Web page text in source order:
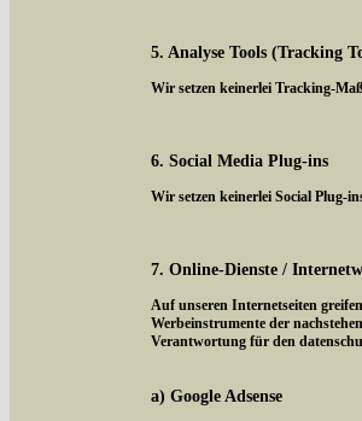
5. Analyse Tools (Tracking
Wir setzen keinerlei Tracking-
6. Social Media Plug-ins
Wir setzen keinerlei Social Plug-
7. Online-Dienste /
Auf unseren Internetseiten
Werbeinstrumente der
Verantwortung für den
a) Google Adsense